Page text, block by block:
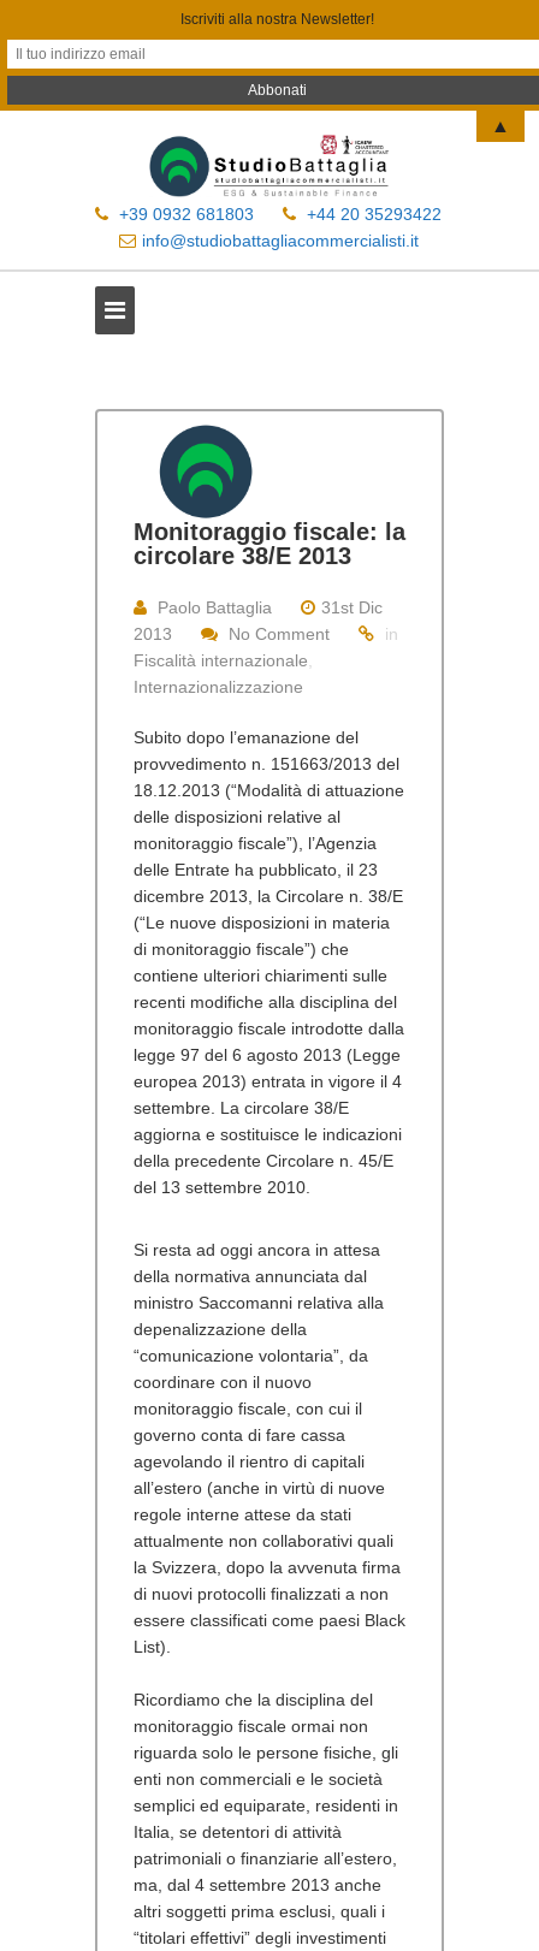
+39 0932 681803
+44 20 35293422
info@studiobattagliacommercialisti.it
Monitoraggio fiscale: la
circolare 38/E 2013
Paolo Battaglia
31st Dic
2013
No Comment
in
Fiscalità internazionale
Internazionalizzazione
Subito dopo l’emanazione del
provvedimento n. 151663/2013 del
18.12.2013 (“Modalità di attuazione
delle disposizioni relative al
monitoraggio fiscale”), l’Agenzia
delle Entrate ha pubblicato, il 23
dicembre 2013, la Circolare n. 38/E
(“Le nuove disposizioni in materia
di monitoraggio fiscale”) che
contiene ulteriori chiarimenti sulle
recenti modifiche alla disciplina del
monitoraggio fiscale introdotte dalla
legge 97 del 6 agosto 2013 (Legge
europea 2013) entrata in vigore il 4
settembre. La circolare 38/E
aggiorna e sostituisce le indicazioni
della precedente Circolare n. 45/E
del 13 settembre 2010.
Si resta ad oggi ancora in attesa
della normativa annunciata dal
ministro Saccomanni relativa alla
depenalizzazione della
“comunicazione volontaria”, da
coordinare con il nuovo
monitoraggio fiscale, con cui il
governo conta di fare cassa
agevolando il rientro di capitali
all’estero (anche in virtù di nuove
regole interne attese da stati
attualmente non collaborativi quali
la Svizzera, dopo la avvenuta firma
di nuovi protocolli finalizzati a non
essere classificati come paesi Black
List).
Ricordiamo che la disciplina del
monitoraggio fiscale ormai non
riguarda solo le persone fisiche, gli
enti non commerciali e le società
semplici ed equiparate, residenti in
Italia, se detentori di attività
patrimoniali o finanziarie all’estero,
ma, dal 4 settembre 2013 anche
altri soggetti prima esclusi, quali i
“titolari effettivi” degli investimenti
Iscriviti alla nostra Newsletter!
▲